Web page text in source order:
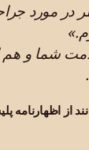
در مورد
شما و هم
از اظهارنامه